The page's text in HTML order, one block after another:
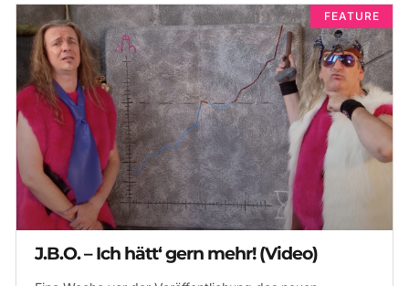
FEATURE
J.B.O. – Ich hätt‘ gern mehr! (Video)